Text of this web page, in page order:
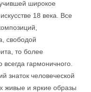
широкое
18 века. Все
свободой
то более
гармоничного.
знаток человеческой
живые и яркие образы